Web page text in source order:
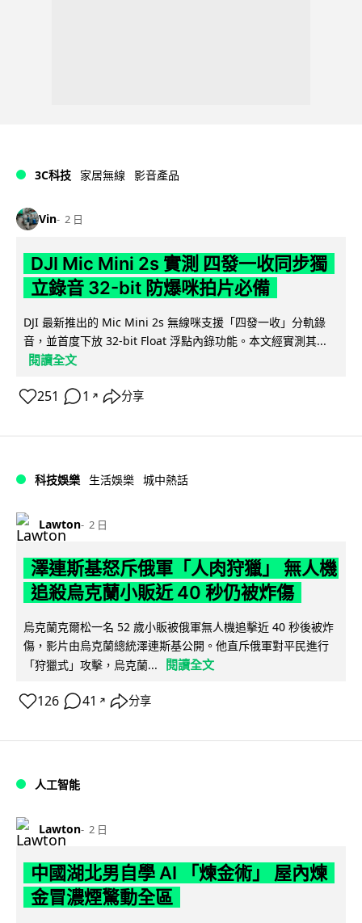
3C科技 家居無線 影音產品
Vin 2 日
DJI Mic Mini 2s 實測 四發一收同步獨
立錄音 32-bit 防爆咪拍片必備
DJI 最新推出的 Mic Mini 2s 無線咪支援「四發一收」分軌錄
音，並首度下放 32-bit Float 浮點內錄功能。本文經實測其...
閱讀全文
251 1 ↗ 分享
科技娛樂 生活娛樂 城中熱話
Lawton 2 日
澤連斯基怒斥俄軍「人肉狩獵」 無人機
追殺烏克蘭小販近 40 秒仍被炸傷
烏克蘭克爾松一名 52 歲小販被俄軍無人機追擊近 40 秒後被炸
傷，影片由烏克蘭總統澤連斯基公開。他直斥俄軍對平民進行
「狩獵式」攻擊，烏克蘭...
閱讀全文
126 41 ↗ 分享
人工智能
Lawton 2 日
中國湖北男自學 AI 「煉金術」 屋內煉
金冒濃煙驚動全區